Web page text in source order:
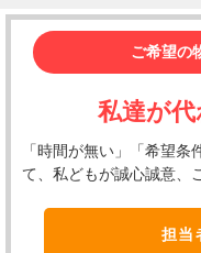
ご希望の
私達が代
「時間が無い」「希望
て、私どもが誠心誠意、
担当